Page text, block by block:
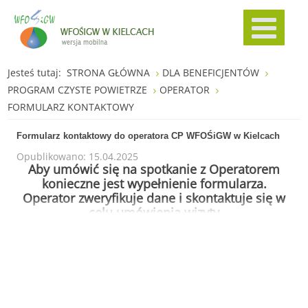
Jesteś tutaj:STRONA GŁÓWNA
DLA BENEFICJENTÓW
PROGRAM CZYSTE POWIETRZE
OPERATOR
FORMULARZ KONTAKTOWY
Formularz kontaktowy do operatora CP WFOŚiGW w Kielcach
Opublikowano: 15.04.2025
Aby umówić się na spotkanie z Operatorem
konieczne jest wypełnienie formularza.
Operator zweryfikuje dane i skontaktuje się w
celu umówienia wizyty